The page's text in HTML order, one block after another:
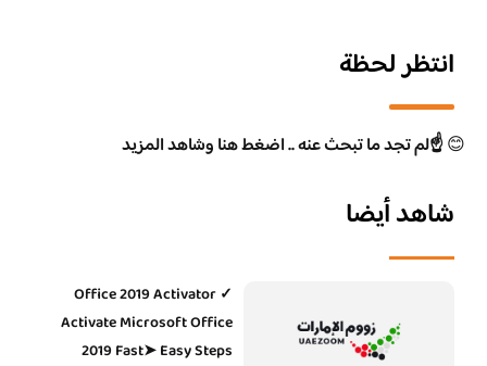
انتظر لحظة
😊☝️لم تجد ما تبحث عنه .. اضغط هنا وشاهد المزيد
شاهد أيضا
Office 2019 Activator ✓
Activate Microsoft Office
2019 Fast➤ Easy Steps